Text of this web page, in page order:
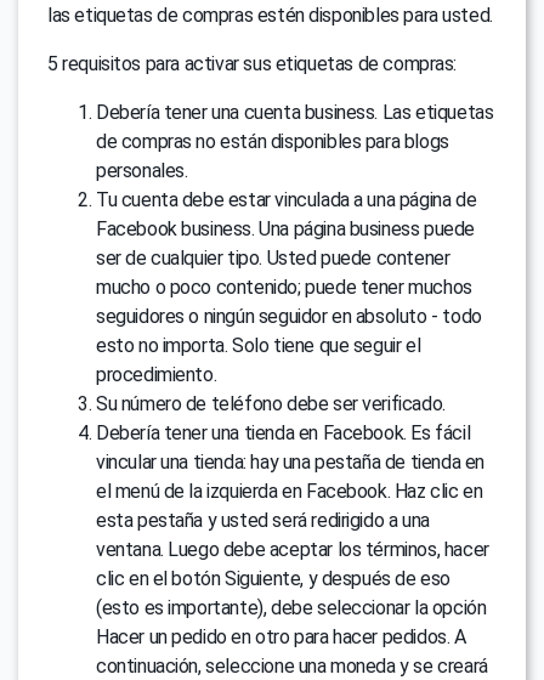
las etiquetas de compras estén disponibles para usted.
5 requisitos para activar sus etiquetas de compras:
Debería tener una cuenta business. Las etiquetas
de compras no están disponibles para blogs
personales.
Tu cuenta debe estar vinculada a una página de
Facebook business. Una página business puede
ser de cualquier tipo. Usted puede contener
mucho o poco contenido; puede tener muchos
seguidores o ningún seguidor en absoluto - todo
esto no importa. Solo tiene que seguir el
procedimiento.
Su número de teléfono debe ser verificado.
Debería tener una tienda en Facebook. Es fácil
vincular una tienda: hay una pestaña de tienda en
el menú de la izquierda en Facebook. Haz clic en
esta pestaña y usted será redirigido a una
ventana. Luego debe aceptar los términos, hacer
clic en el botón Siguiente, y después de eso
(esto es importante), debe seleccionar la opción
Hacer un pedido en otro para hacer pedidos. A
continuación, seleccione una moneda y se creará